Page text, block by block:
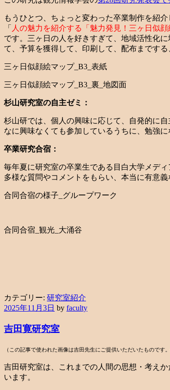
もうひとつ、ちょっと変わった卒業制作を紹
「 人の魅力を紹介する「魅力発見！三ヶ日似
です。三ヶ日の人を好きすぎて、地域活性化
て、予算を獲得して、印刷して、配布まです
三ヶ日似顔絵マップ_B3_表紙
三ヶ日似顔絵マップ_B3_裏_地図面
杉山研究室の自主ゼミ：
杉山研では、個人の興味に応じて、自発的に
なに興味なくても参加しているうちに、勉強に
卒業研究合宿：
毎年夏に研究室の卒業生である目白大学メデ
多様な質問やコメントをもらい、本当に有意
合同合宿の様子_グループワーク
合同合宿_観光_大涌谷
カテゴリー: 研究室紹介
2025年11月3日 by faculty
吉田寛研究室
（この記事で使われた画像は吉田先生にご提供いただいたもので
吉田研究室は、これまでの人間の思想・考え
います。